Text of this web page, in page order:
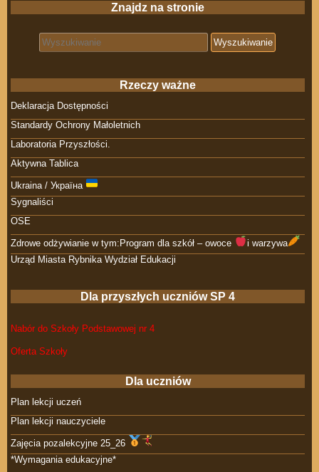
Znajdz na stronie
Search for:
Rzeczy ważne
Deklaracja Dostępności
Standardy Ochrony Małoletnich
Laboratoria Przyszłości.
Aktywna Tablica
Ukraina / Україна
Sygnaliści
OSE
Zdrowe odżywianie w tym:Program dla szkół – owoce
i warzywa
Urząd Miasta Rybnika Wydział Edukacji
Dla przyszłych uczniów SP 4
Nabór do Szkoły Podstawowej nr 4
Oferta Szkoły
Dla uczniów
Plan lekcji uczeń
Plan lekcji nauczyciele
Zajęcia pozalekcyjne 25_26
*Wymagania edukacyjne*